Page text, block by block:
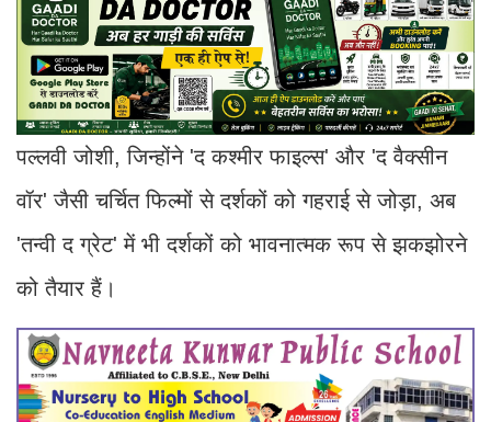
पल्लवी जोशी, जिन्होंने 'द कश्मीर फाइल्स' और 'द वैक्सीन
वॉर' जैसी चर्चित फिल्मों से दर्शकों को गहराई से जोड़ा, अब
'तन्वी द ग्रेट' में भी दर्शकों को भावनात्मक रूप से झकझोरने
को तैयार हैं।